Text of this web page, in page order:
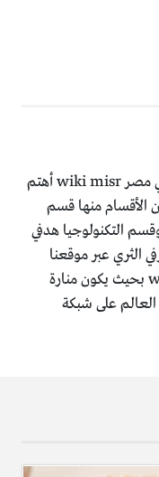
محررة في موقع ويكي مصر wiki misr أهتم
الأقسام منها قسم
التكنولوجيا هدفي
الثري عبر موقعنا
ويكي مصر wikimisr بحيث يكون منارة
على شبكة